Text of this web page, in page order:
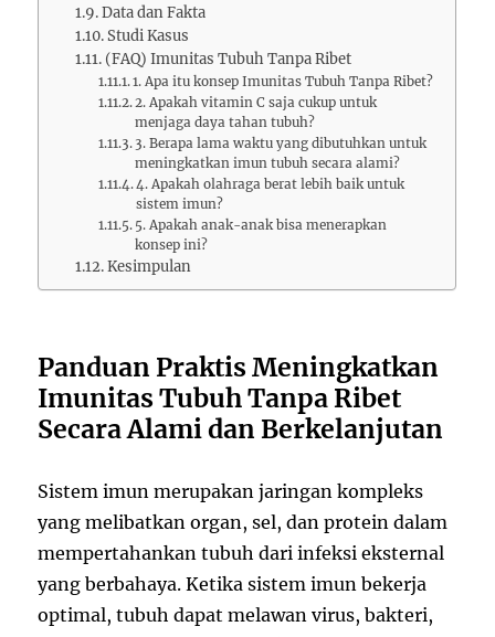
Data dan Fakta
Studi Kasus
(FAQ) Imunitas Tubuh Tanpa Ribet
1. Apa itu konsep Imunitas Tubuh Tanpa Ribet?
2. Apakah vitamin C saja cukup untuk
menjaga daya tahan tubuh?
3. Berapa lama waktu yang dibutuhkan untuk
meningkatkan imun tubuh secara alami?
4. Apakah olahraga berat lebih baik untuk
sistem imun?
5. Apakah anak-anak bisa menerapkan
konsep ini?
Kesimpulan
Panduan Praktis Meningkatkan
Imunitas Tubuh Tanpa Ribet
Secara Alami dan Berkelanjutan
Sistem imun merupakan jaringan kompleks
yang melibatkan organ, sel, dan protein dalam
mempertahankan tubuh dari infeksi eksternal
yang berbahaya. Ketika sistem imun bekerja
optimal, tubuh dapat melawan virus, bakteri,